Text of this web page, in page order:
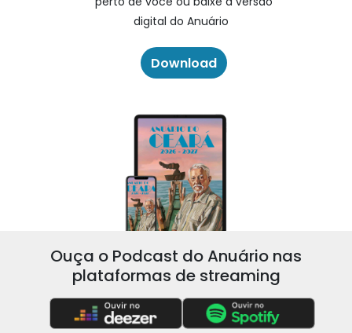
digital do Anuário
Download
Ouça o Podcast do Anuário nas
plataformas de streaming